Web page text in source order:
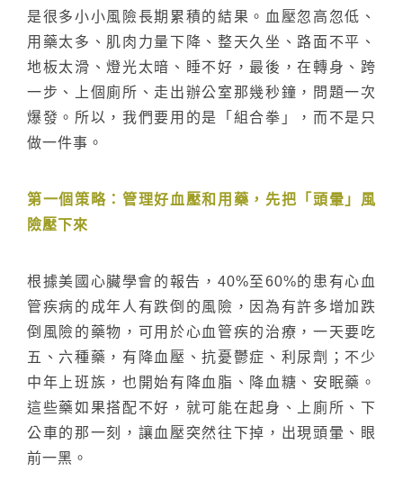
搜尋
是很多小小風險長期累積的結果。血壓忽高忽低、
用藥太多、肌肉力量下降、整天久坐、路面不平、
地板太滑、燈光太暗、睡不好，最後，在轉身、跨
一步、上個廁所、走出辦公室那幾秒鐘，問題一次
爆發。所以，我們要用的是「組合拳」，而不是只
做一件事。
第一個策略：管理好血壓和用藥，先把「頭暈」風
險壓下來
根據美國心臟學會的報告，40%至60%的患有心血
管疾病的成年人有跌倒的風險，因為有許多增加跌
倒風險的藥物，可用於心血管疾的治療，一天要吃
五、六種藥，有降血壓、抗憂鬱症、利尿劑；不少
中年上班族，也開始有降血脂、降血糖、安眠藥。
這些藥如果搭配不好，就可能在起身、上廁所、下
公車的那一刻，讓血壓突然往下掉，出現頭暈、眼
前一黑。